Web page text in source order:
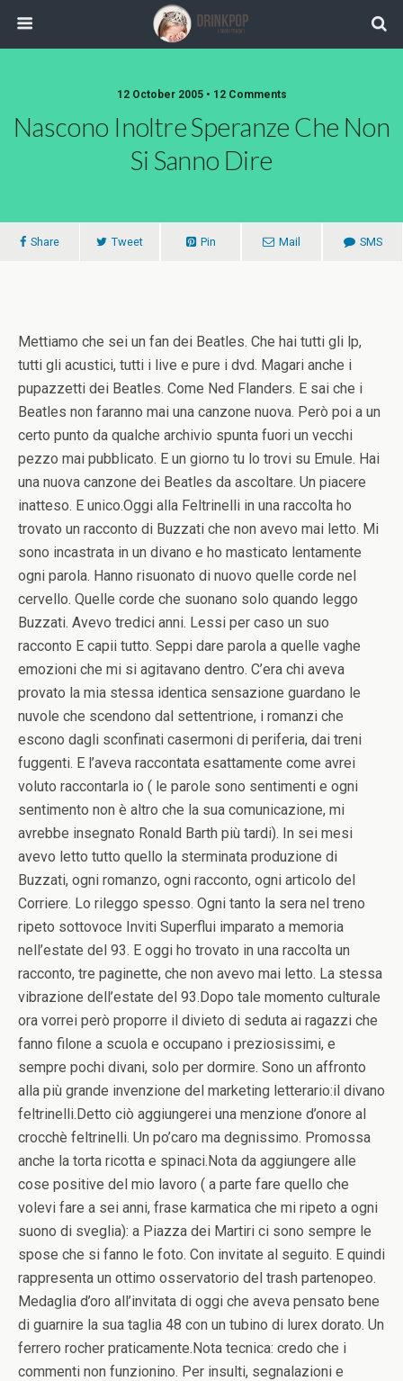
12 October 2005 • 12 Comments
Nascono Inoltre Speranze Che Non
Si Sanno Dire
Share Tweet Pin Mail SMS
Mettiamo che sei un fan dei Beatles. Che hai tutti gli lp,
tutti gli acustici, tutti i live e pure i dvd. Magari anche i
pupazzetti dei Beatles. Come Ned Flanders. E sai che i
Beatles non faranno mai una canzone nuova. Però poi a un
certo punto da qualche archivio spunta fuori un vecchi
pezzo mai pubblicato. E un giorno tu lo trovi su Emule. Hai
una nuova canzone dei Beatles da ascoltare. Un piacere
inatteso. E unico.Oggi alla Feltrinelli in una raccolta ho
trovato un racconto di Buzzati che non avevo mai letto. Mi
sono incastrata in un divano e ho masticato lentamente
ogni parola. Hanno risuonato di nuovo quelle corde nel
cervello. Quelle corde che suonano solo quando leggo
Buzzati. Avevo tredici anni. Lessi per caso un suo
racconto E capii tutto. Seppi dare parola a quelle vaghe
emozioni che mi si agitavano dentro. C’era chi aveva
provato la mia stessa identica sensazione guardano le
nuvole che scendono dal settentrione, i romanzi che
escono dagli sconfinati casermoni di periferia, dai treni
fuggenti. E l’aveva raccontata esattamente come avrei
voluto raccontarla io ( le parole sono sentimenti e ogni
sentimento non è altro che la sua comunicazione, mi
avrebbe insegnato Ronald Barth più tardi). In sei mesi
avevo letto tutto quello la sterminata produzione di
Buzzati, ogni romanzo, ogni racconto, ogni articolo del
Corriere. Lo rileggo spesso. Ogni tanto la sera nel treno
ripeto sottovoce Inviti Superflui imparato a memoria
nell’estate del 93. E oggi ho trovato in una raccolta un
racconto, tre paginette, che non avevo mai letto. La stessa
vibrazione dell’estate del 93.Dopo tale momento culturale
ora vorrei però proporre il divieto di seduta ai ragazzi che
fanno filone a scuola e occupano i preziosissimi, e
sempre pochi divani, solo per dormire. Sono un affronto
alla più grande invenzione del marketing letterario:il divano
feltrinelli.Detto ciò aggiungerei una menzione d’onore al
crocchè feltrinelli. Un po’caro ma degnissimo. Promossa
anche la torta ricotta e spinaci.Nota da aggiungere alle
cose positive del mio lavoro ( a parte fare quello che
volevi fare a sei anni, frase karmatica che mi ripeto a ogni
suono di sveglia): a Piazza dei Martiri ci sono sempre le
spose che si fanno le foto. Con invitate al seguito. E quindi
rappresenta un ottimo osservatorio del trash partenopeo.
Medaglia d’oro all’invitata di oggi che aveva pensato bene
di guarnire la sua taglia 48 con un tubino di lurex dorato. Un
ferrero rocher praticamente.Nota tecnica: credo che i
commenti non funzionino. Per insulti, segnalazioni e